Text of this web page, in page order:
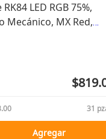
LED RGB 75%,
Mecánico, MX Red,
USB/Bluetooth,
31
Agregar